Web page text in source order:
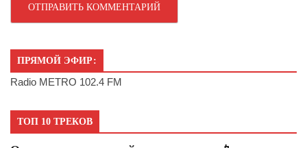
ПРЯМОЙ ЭФИР:
Radio METRO 102.4 FM
ТОП 10 ТРЕКОВ